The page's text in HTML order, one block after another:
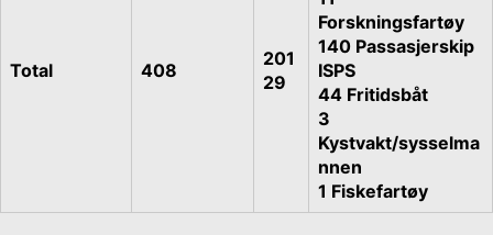
Total 408
201
29
Forskningsfartøy
140 Passasjerskip
ISPS
44 Fritidsbåt
3
Kystvakt/sysselma
nnen
1 Fiskefartøy